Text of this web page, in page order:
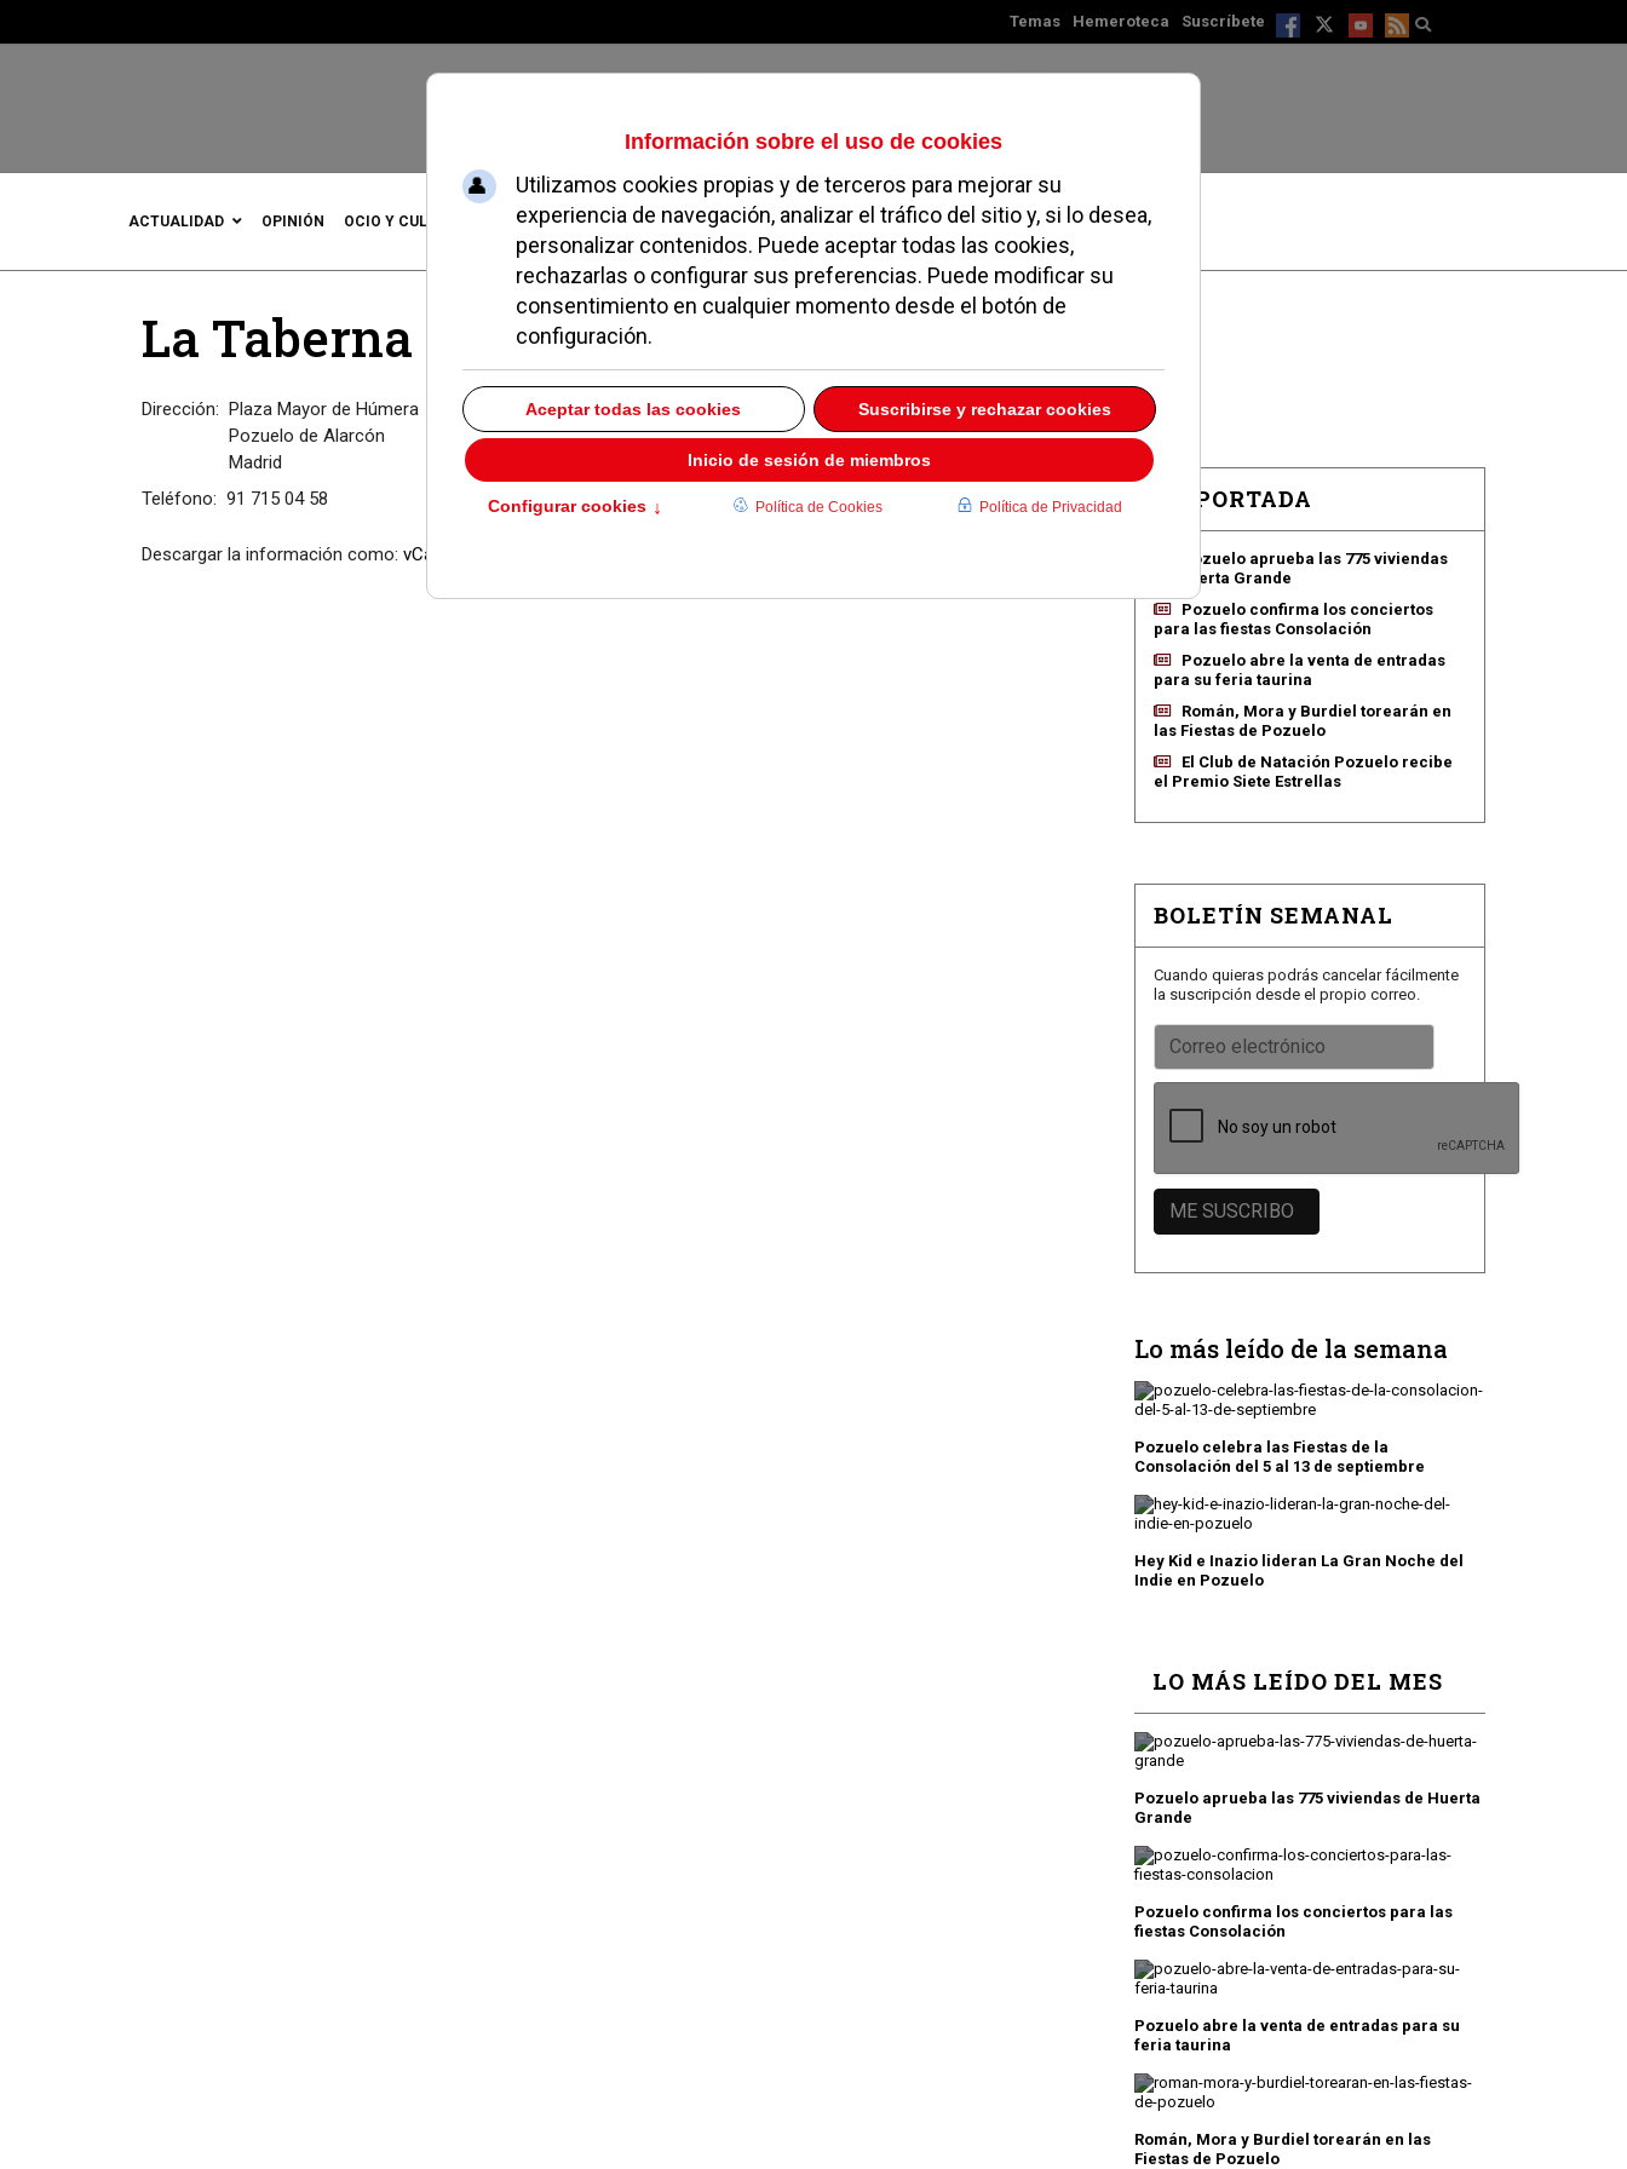
Temas Hemeroteca Suscríbete
Viernes, 07 de agosto de 2026
ACTUALIDAD OPINIÓN OCIO Y CULTURA DEPORTES MADRID NOROESTE SOCIEDAD MAGAZINE SERVICIOS
La Taberna De Húmera
Dirección: Plaza Mayor de Húmera
Pozuelo de Alarcón
Madrid
Teléfono: 91 715 04 58
Descargar la información como: vCard
EN PORTADA
Pozuelo aprueba las 775 viviendas
de Huerta Grande
Pozuelo confirma los conciertos
para las fiestas Consolación
Pozuelo abre la venta de entradas
para su feria taurina
Román, Mora y Burdiel torearán en
las Fiestas de Pozuelo
El Club de Natación Pozuelo recibe
el Premio Siete Estrellas
BOLETÍN SEMANAL
Cuando quieras podrás cancelar fácilmente
la suscripción desde el propio correo.
Lo más leído de la semana
Pozuelo celebra las Fiestas de la
Consolación del 5 al 13 de septiembre
Hey Kid e Inazio lideran La Gran Noche del
Indie en Pozuelo
LO MÁS LEÍDO DEL MES
Pozuelo aprueba las 775 viviendas de Huerta
Grande
Pozuelo confirma los conciertos para las
fiestas Consolación
Pozuelo abre la venta de entradas para su
feria taurina
Román, Mora y Burdiel torearán en las
Fiestas de Pozuelo